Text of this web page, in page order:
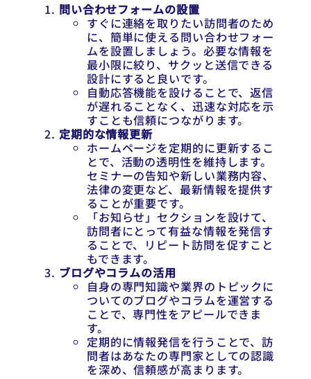
問い合わせフォームの設置
すぐに連絡を取りたい訪問者のため
に、簡単に使える問い合わせフォー
ムを設置しましょう。必要な情報を
最小限に絞り、サクッと送信できる
設計にすると良いです。
自動応答機能を設けることで、返信
が遅れることなく、迅速な対応を示
すことも信頼につながります。
定期的な情報更新
ホームページを定期的に更新するこ
とで、活動の透明性を維持します。
セミナーの告知や新しい業務内容、
法律の変更など、最新情報を提供す
ることが重要です。
「お知らせ」セクションを設けて、
訪問者にとって有益な情報を発信す
ることで、リピート訪問を促すこと
もできます。
ブログやコラムの活用
自身の専門知識や業界のトピックに
ついてのブログやコラムを運営する
ことで、専門性をアピールできま
す。
定期的に情報発信を行うことで、訪
問者はあなたの専門家としての認識
を深め、信頼感が高まります。